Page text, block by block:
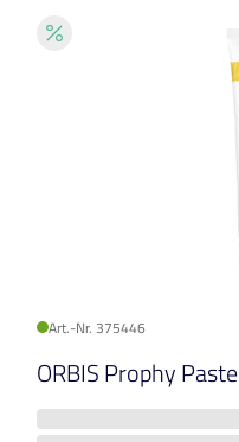
Art.-Nr. 375446
ORBIS Prophy Paste